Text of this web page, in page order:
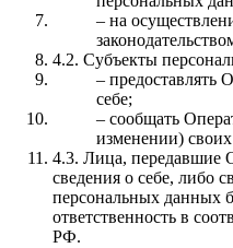
– на
4.2. Субъекты
– предоставлять
себе;
– сообщать
изменении)
4.3. Лица, передавшие
сведения о себе, либо
персональных данных
ответственность в
РФ.